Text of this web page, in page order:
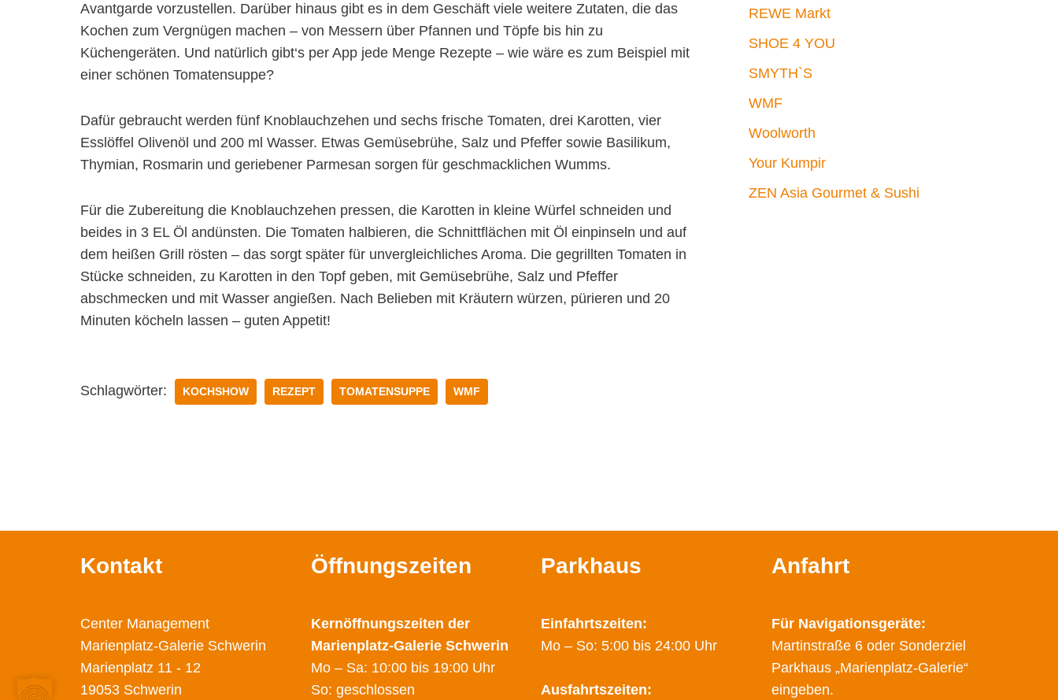
Avantgarde vorzustellen. Darüber hinaus gibt es in dem Geschäft viele weitere Zutaten, die das
Kochen zum Vergnügen machen – von Messern über Pfannen und Töpfe bis hin zu
Küchengeräten. Und natürlich gibt‘s per App jede Menge Rezepte – wie wäre es zum Beispiel mit
einer schönen Tomatensuppe?
Dafür gebraucht werden fünf Knoblauchzehen und sechs frische Tomaten, drei Karotten, vier
Esslöffel Olivenöl und 200 ml Wasser. Etwas Gemüsebrühe, Salz und Pfeffer sowie Basilikum,
Thymian, Rosmarin und geriebener Parmesan sorgen für geschmacklichen Wumms.
Für die Zubereitung die Knoblauchzehen pressen, die Karotten in kleine Würfel schneiden und
beides in 3 EL Öl andünsten. Die Tomaten halbieren, die Schnittflächen mit Öl einpinseln und auf
dem heißen Grill rösten – das sorgt später für unvergleichliches Aroma. Die gegrillten Tomaten in
Stücke schneiden, zu Karotten in den Topf geben, mit Gemüsebrühe, Salz und Pfeffer
abschmecken und mit Wasser angießen. Nach Belieben mit Kräutern würzen, pürieren und 20
Minuten köcheln lassen – guten Appetit!
Schlagwörter: KOCHSHOW REZEPT TOMATENSUPPE WMF
REWE Markt
SHOE 4 YOU
SMYTH`S
WMF
Woolworth
Your Kumpir
ZEN Asia Gourmet & Sushi
Kontakt
Center Management
Marienplatz-Galerie Schwerin
Marienplatz 11 - 12
19053 Schwerin
Öffnungszeiten
Kernöffnungszeiten der
Marienplatz-Galerie Schwerin
Mo – Sa: 10:00 bis 19:00 Uhr
So: geschlossen
Parkhaus
Einfahrtszeiten:
Mo – So: 5:00 bis 24:00 Uhr
Ausfahrtszeiten:
Anfahrt
Für Navigationsgeräte:
Martinstraße 6 oder Sonderziel
Parkhaus „Marienplatz-Galerie“
eingeben.